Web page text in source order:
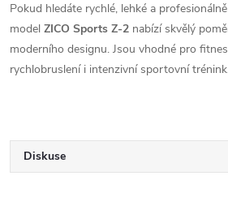
Pokud hledáte rychlé, lehké a
model ZICO Sports Z-2 nabízí skvělý
moderního designu. Jsou vhodné pro
rychlobruslení i intenzivní sportovní
Diskuse